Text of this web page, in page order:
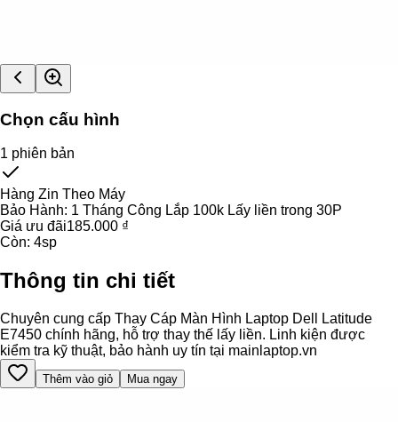
Chọn cấu hình
1 phiên bản
Hàng Zin Theo Máy
Bảo Hành: 1 Tháng Công Lắp 100k Lấy liền trong 30P
Giá ưu đãi185.000 ₫
Còn: 4sp
Thông tin chi tiết
Chuyên cung cấp Thay Cáp Màn Hình Laptop Dell Latitude
E7450 chính hãng, hỗ trợ thay thế lấy liền. Linh kiện được
kiểm tra kỹ thuật, bảo hành uy tín tại mainlaptop.vn
Thêm vào giỏ Mua ngay